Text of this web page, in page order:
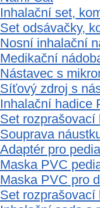
Inhalační set,
Set odsávačky,
Nosní inhalační
Medikační
Nástavec s
Síťový zdroj s
Inhalační hadice
Set rozprašovací
Souprava
Adaptér pro
Maska PVC
Maska PVC pro
Set rozprašovací